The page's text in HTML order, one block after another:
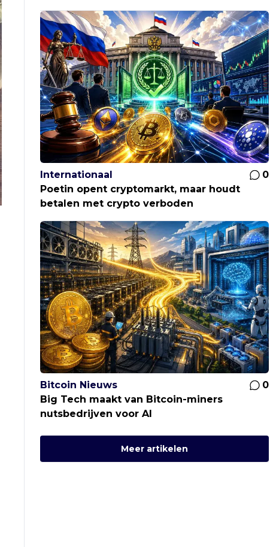
Internationaal
0
Poetin opent cryptomarkt, maar houdt
betalen met crypto verboden
Bitcoin Nieuws
0
Big Tech maakt van Bitcoin-miners
nutsbedrijven voor AI
Meer artikelen